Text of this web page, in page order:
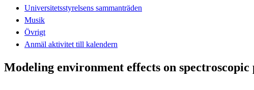
Universitetsstyrelsens sammanträden
Musik
Övrigt
Anmäl aktivitet till kalendern
Modeling environment effects on